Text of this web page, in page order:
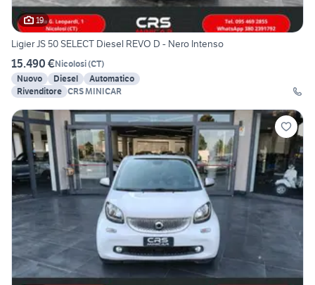
19
Ligier JS 50 SELECT Diesel REVO D - Nero Intenso
15.490 €Nicolosi(CT)
Nuovo
Diesel
Automatico
Rivenditore CRS MINICAR